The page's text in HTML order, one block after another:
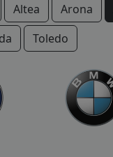
Altea Arona
Toledo